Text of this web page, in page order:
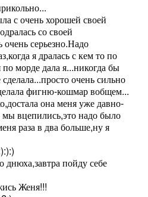
с очень хорошей своей
со своей
серьезно.Надо
я дралась с кем то по
морде дала я...никогда бы
очень сильно
фигню-кошмар вобщем...
она меня уже давно-
вцепились,это надо было
раза в два больше,ну я
пойду себе
Женя!!!